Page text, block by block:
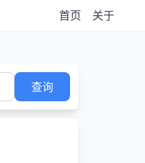
首页 关于
查询